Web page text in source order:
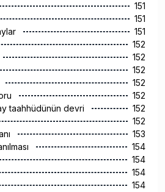
151
151
151
152
152
152
152
152
taahhüdünün devri
152
152
153
154
154
154
154